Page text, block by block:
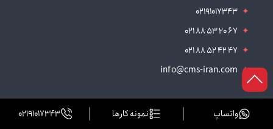
واتساپ نمونه کارها 02191017343
02191017343
021 88 53 20 67
021 88 52 42 47
info@cms-iran.com
خدمات ما